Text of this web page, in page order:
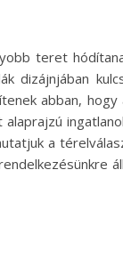
teret
dizájnjában
abban,
alaprajzú
a